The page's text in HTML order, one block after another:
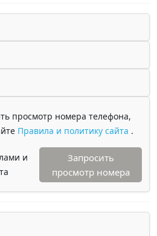
просмотр номера телефона,
Правила и политику сайта .
и
Запросить
просмотр номера